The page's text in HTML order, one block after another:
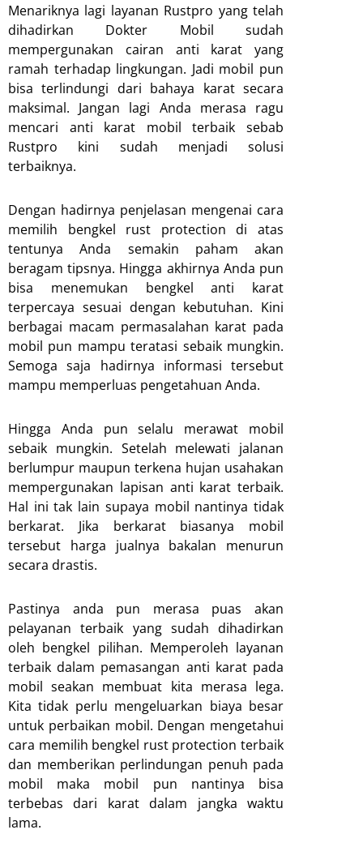
Menariknya lagi layanan Rustpro yang telah
dihadirkan Dokter Mobil sudah
mempergunakan cairan anti karat yang
ramah terhadap lingkungan. Jadi mobil pun
bisa terlindungi dari bahaya karat secara
maksimal. Jangan lagi Anda merasa ragu
mencari anti karat mobil terbaik sebab
Rustpro kini sudah menjadi solusi
terbaiknya.
Dengan hadirnya penjelasan mengenai cara
memilih bengkel rust protection di atas
tentunya Anda semakin paham akan
beragam tipsnya. Hingga akhirnya Anda pun
bisa menemukan bengkel anti karat
terpercaya sesuai dengan kebutuhan. Kini
berbagai macam permasalahan karat pada
mobil pun mampu teratasi sebaik mungkin.
Semoga saja hadirnya informasi tersebut
mampu memperluas pengetahuan Anda.
Hingga Anda pun selalu merawat mobil
sebaik mungkin. Setelah melewati jalanan
berlumpur maupun terkena hujan usahakan
mempergunakan lapisan anti karat terbaik.
Hal ini tak lain supaya mobil nantinya tidak
berkarat. Jika berkarat biasanya mobil
tersebut harga jualnya bakalan menurun
secara drastis.
Pastinya anda pun merasa puas akan
pelayanan terbaik yang sudah dihadirkan
oleh bengkel pilihan. Memperoleh layanan
terbaik dalam pemasangan anti karat pada
mobil seakan membuat kita merasa lega.
Kita tidak perlu mengeluarkan biaya besar
untuk perbaikan mobil. Dengan mengetahui
cara memilih bengkel rust protection terbaik
dan memberikan perlindungan penuh pada
mobil maka mobil pun nantinya bisa
terbebas dari karat dalam jangka waktu
lama.